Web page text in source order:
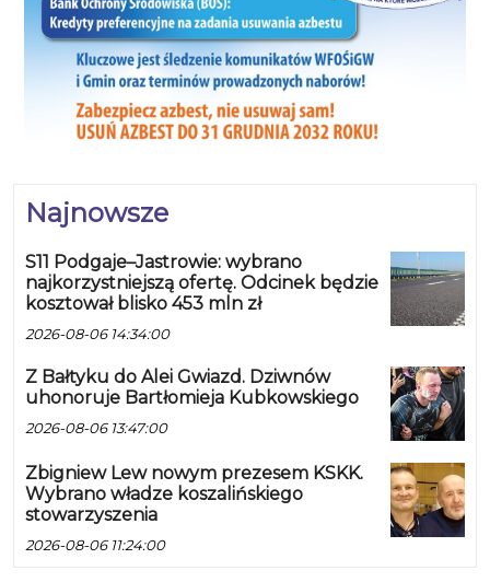
Najnowsze
S11 Podgaje–Jastrowie: wybrano
najkorzystniejszą ofertę. Odcinek będzie
kosztował blisko 453 mln zł
2026-08-06 14:34:00
Z Bałtyku do Alei Gwiazd. Dziwnów
uhonoruje Bartłomieja Kubkowskiego
2026-08-06 13:47:00
Zbigniew Lew nowym prezesem KSKK.
Wybrano władze koszalińskiego
stowarzyszenia
2026-08-06 11:24:00